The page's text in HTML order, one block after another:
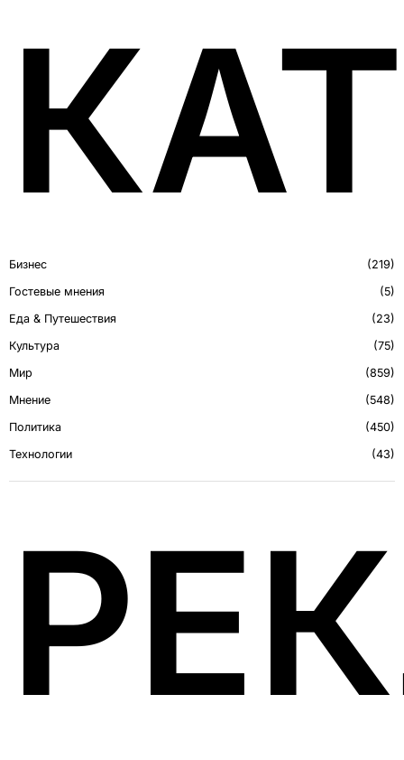
Бизнес
219
Гостевые мнения
5
Еда & Путешествия
23
Культура
75
Мир
859
Мнение
548
Политика
450
Технологии
43